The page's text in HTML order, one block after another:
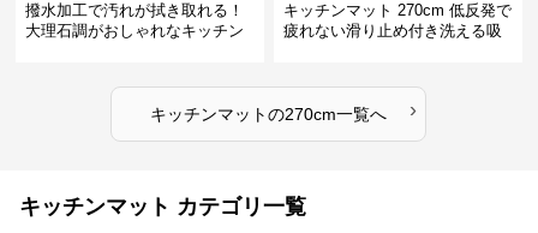
撥水加工で汚れが拭き取れる！
大理石調がおしゃれなキッチン
キッチンマット 270cm 低反発で
疲れない滑り止め付き洗える吸
キッチンマットの270cm一覧へ ›
キッチンマット カテゴリ一覧